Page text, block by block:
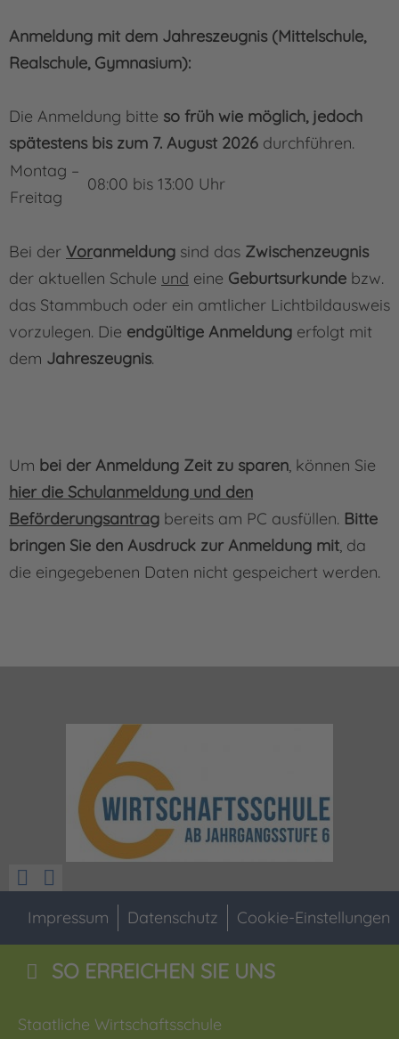
Anmeldung mit dem Jahreszeugnis (Mittelschule,
Realschule, Gymnasium):
Die Anmeldung bitte so früh wie möglich, jedoch
spätestens bis zum 7. August 2026 durchführen.
Montag –
Freitag
08:00 bis 13:00 Uhr
Bei der Voranmeldung sind das Zwischenzeugnis
der aktuellen Schule und eine Ge­burts­­urkunde bzw.
das Stammbuch oder ein amtlicher Lichtbildausweis
vorzulegen. Die endgültige Anmeldung erfolgt mit
dem Jahreszeugnis.
Um bei der Anmeldung Zeit zu sparen, können Sie
hier die Schulanmeldung und den
Beförderungsantrag bereits am PC ausfüllen. Bitte
bringen Sie den Ausdruck zur Anmeldung mit, da
die eingegebenen Daten nicht gespeichert werden.
Impressum Datenschutz Cookie-Einstellungen
SO ERREICHEN SIE UNS
Staatliche Wirtschaftsschule